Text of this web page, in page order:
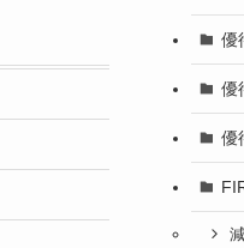
優
優
優